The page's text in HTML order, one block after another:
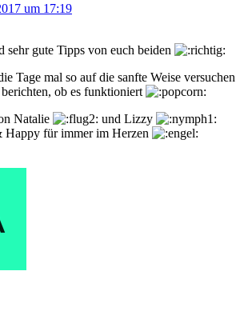
um 17:19
sehr gute Tipps von euch beiden
Tage mal so auf die sanfte Weise versuchen
ob es funktioniert
Natalie
und Lizzy
für immer im Herzen